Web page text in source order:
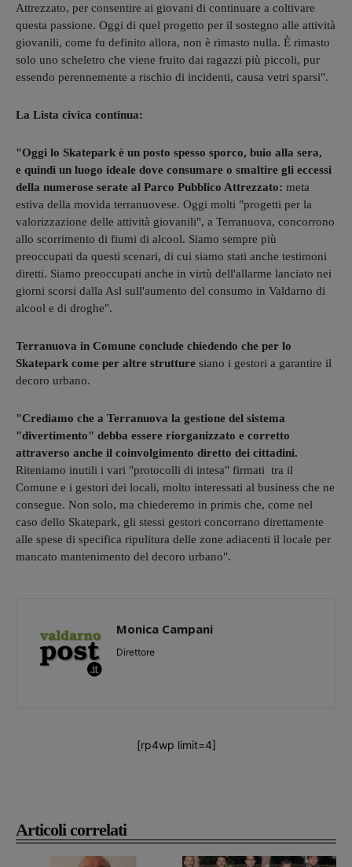
Articoli correlati
Attrezzato, per consentire ai giovani di continuare a coltivare
questa passione. Oggi di quel progetto per il sostegno alle attività
giovanili, come fu definito allora, non è rimasto nulla. È rimasto
solo uno scheletro che viene fruito dai ragazzi più piccoli, pur
essendo perennemente a rischio di incidenti, causa vetri sparsi".
La Lista civica continua:
"Oggi lo Skatepark è un posto spesso sporco, buio alla sera,
e quindi un luogo ideale dove consumare o smaltire gli eccessi
della numerose serate al Parco Pubblico Attrezzato: meta
estiva della movida terranuovese. Oggi molti "progetti per la
valorizzazione delle attività giovanili", a Terranuova, concorrono
allo scorrimento di fiumi di alcool. Siamo sempre più
preoccupati da questi scenari, di cui siamo stati anche testimoni
diretti. Siamo preoccupati anche in virtù dell'allarme lanciato nei
giorni scorsi dalla Asl sull'aumento del consumo in Valdarno di
alcool e di droghe".
Terranuova in Comune conclude chiedendo che per lo
Skatepark come per altre strutture siano i gestori a garantire il
decoro urbano.
"Crediamo che a Terranuova la gestione del sistema
"divertimento" debba essere riorganizzato e corretto
attraverso anche il coinvolgimento diretto dei cittadini.
Riteniamo inutili i vari "protocolli di intesa" firmati tra il
Comune e i gestori dei locali, molto interessati al business che ne
consegue. Non solo, ma chiederemo in primis che, come nel
caso dello Skatepark, gli stessi gestori concorrano direttamente
alle spese di specifica ripulitura delle zone adiacenti il locale per
mancato mantenimento del decoro urbano".
Monica Campani
Direttore
[rp4wp limit=4]